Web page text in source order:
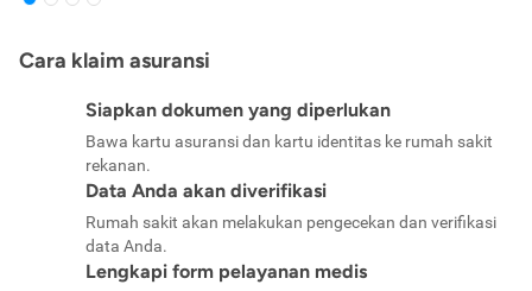
Cara klaim asuransi
Siapkan dokumen yang diperlukan
Bawa kartu asuransi dan kartu identitas ke rumah sakit
rekanan.
Data Anda akan diverifikasi
Rumah sakit akan melakukan pengecekan dan verifikasi
data Anda.
Lengkapi form pelayanan medis